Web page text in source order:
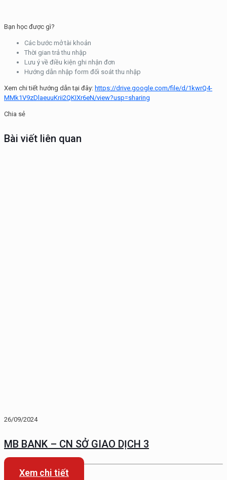
Bạn học được gì?
Các bước mở tài khoản
Thời gian trả thu nhập
Lưu ý về điều kiện ghi nhận đơn
Hướng dẫn nhập form đối soát thu nhập
Xem chi tiết hướng dẫn tại đây: https://drive.google.com/file/d/1kwrQ4-
MMk1V9zDlaeuuKrii2QKIXr6eN/view?usp=sharing
Chia sẻ
Bài viết liên quan
26/09/2024
MB BANK – CN SỞ GIAO DỊCH 3
Xem chi tiết